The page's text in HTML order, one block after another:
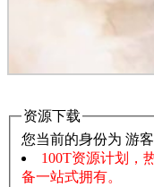
资源下载
您当前的身份为 游
100T资源计划，
备一站式拥有。